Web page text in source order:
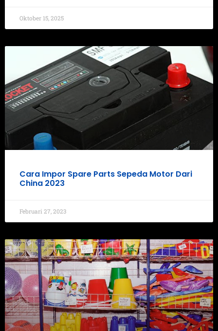
Oktober 15, 2025
Cara Impor Spare Parts Sepeda Motor Dari
China 2023
Februari 27, 2023